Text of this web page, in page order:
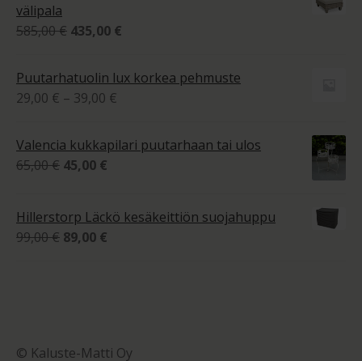
välipala
585,00€ Alkuperäinen
oli:
585,00 €.
435,00 €
on:
Puutarhatuolin lux korkea pehmuste
29,00 € – 39,00 €
-
39,00 €
Valencia kukkapilari puutarhaan tai ulos
65,00€ Alkuperäinen
65,00 €.
45,00 €
45,00 €.
Hillerstorp Läckö kesäkeittiön suojahuppu
99,00€ Alkuperäinen
89,00 €
© Kaluste-Matti Oy